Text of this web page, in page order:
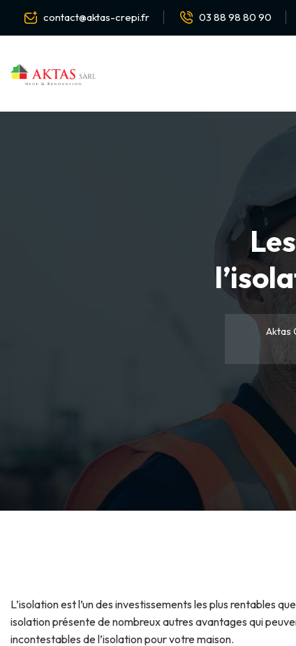
contact@aktas-crepi.fr 03 88 98 80 90
Aktas
L’isolation est l’un des investissements les plus rentables
isolation présente de nombreux autres avantages qui
incontestables de l’isolation pour votre maison.